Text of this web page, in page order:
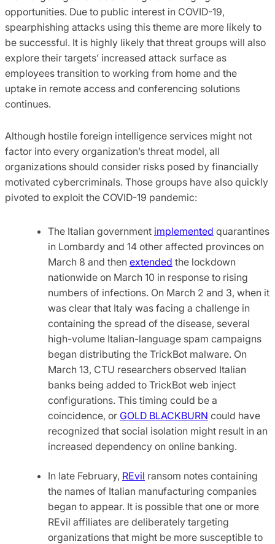
opportunities. Due to public interest in COVID-19,
spearphishing attacks using this theme are more likely to
be successful. It is highly likely that threat groups will also
explore their targets’ increased attack surface as
employees transition to working from home and the
uptake in remote access and conferencing solutions
continues.
Although hostile foreign intelligence services might not
factor into every organization’s threat model, all
organizations should consider risks posed by financially
motivated cybercriminals. Those groups have also quickly
pivoted to exploit the COVID-19 pandemic:
The Italian government implemented quarantines
in Lombardy and 14 other affected provinces on
March 8 and then extended the lockdown
nationwide on March 10 in response to rising
numbers of infections. On March 2 and 3, when it
was clear that Italy was facing a challenge in
containing the spread of the disease, several
high-volume Italian-language spam campaigns
began distributing the TrickBot malware. On
March 13, CTU researchers observed Italian
banks being added to TrickBot web inject
configurations. This timing could be a
coincidence, or GOLD BLACKBURN could have
recognized that social isolation might result in an
increased dependency on online banking.
In late February, REvil ransom notes containing
the names of Italian manufacturing companies
began to appear. It is possible that one or more
REvil affiliates are deliberately targeting
organizations that might be more susceptible to